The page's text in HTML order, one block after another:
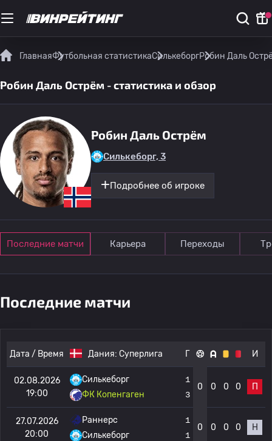
ГлавнаяФутбольная статистикаСилькеборгРобин Даль
Робин Даль Острём - статистика и обзор
Робин Даль Острём
Силькеборг, 3
Подробнее об игроке
Последние матчи Карьера Переходы
Последние матчи
Дата / Время Дания: Суперлига Г И
02.08.2026
19:00
Силькеборг
ФК Копенгаген
1
3
0 0 0 0 П
27.07.2026
20:00
Раннерс
Силькеборг
1
1
0 0 0 0 Н